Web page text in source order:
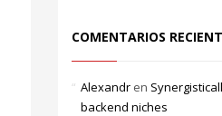
COMENTARIOS
Alexandren
backend niches